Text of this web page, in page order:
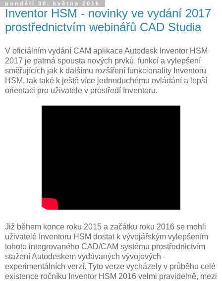
pondělí 30. května 2016
Inventor HSM - novinky ve vydání 2017
prostřednictvím webinářů CAD Studia
V oficiálním vydání CAM aplikace Autodesk Inventor HSM
2017 je patrná spousta nových prvků, funkcí a vylepšení
směřujících jak k dalšímu rozšíření funkcionality Inventoru
HSM, tak také k ještě více jednoduchému ovládání a lepší
orientaci pro uživatele v prostředí Inventoru.
Již během konce roku 2015 a začátku roku 2016 se mohli
uživatelé Inventoru HSM dostat k vývojářským vylepšením
tohoto integrovaného CAD/CAM systému prostřednictvím
stažení Autodeskem vydávaných vývojových -
experimentálních verzí. Tyto verze vycházely v průběhu celé
existence ročníku Inventor HSM 2016 velmi pravidelně, mezi